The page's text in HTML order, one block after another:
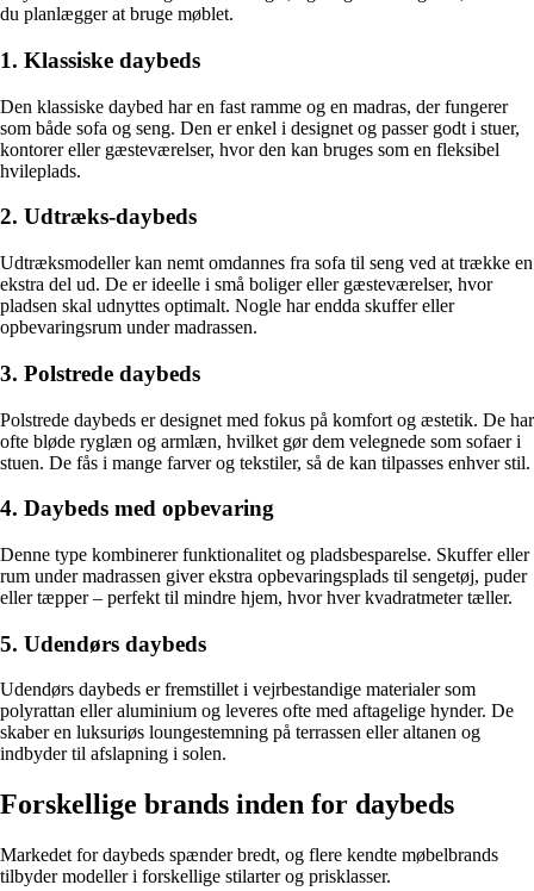
du planlægger at bruge møblet.
1. Klassiske daybeds
Den klassiske daybed har en fast ramme og en madras, der fungerer
som både sofa og seng. Den er enkel i designet og passer godt i stuer,
kontorer eller gæsteværelser, hvor den kan bruges som en fleksibel
hvileplads.
2. Udtræks-daybeds
Udtræksmodeller kan nemt omdannes fra sofa til seng ved at trække en
ekstra del ud. De er ideelle i små boliger eller gæsteværelser, hvor
pladsen skal udnyttes optimalt. Nogle har endda skuffer eller
opbevaringsrum under madrassen.
3. Polstrede daybeds
Polstrede daybeds er designet med fokus på komfort og æstetik. De har
ofte bløde ryglæn og armlæn, hvilket gør dem velegnede som sofaer i
stuen. De fås i mange farver og tekstiler, så de kan tilpasses enhver stil.
4. Daybeds med opbevaring
Denne type kombinerer funktionalitet og pladsbesparelse. Skuffer eller
rum under madrassen giver ekstra opbevaringsplads til sengetøj, puder
eller tæpper – perfekt til mindre hjem, hvor hver kvadratmeter tæller.
5. Udendørs daybeds
Udendørs daybeds er fremstillet i vejrbestandige materialer som
polyrattan eller aluminium og leveres ofte med aftagelige hynder. De
skaber en luksuriøs loungestemning på terrassen eller altanen og
indbyder til afslapning i solen.
Forskellige brands inden for daybeds
Markedet for daybeds spænder bredt, og flere kendte møbelbrands
tilbyder modeller i forskellige stilarter og prisklasser.